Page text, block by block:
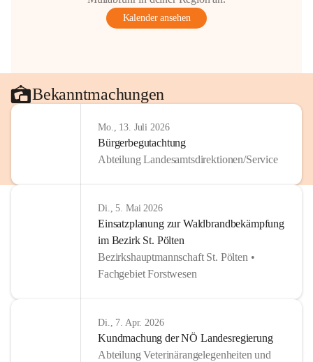
Kalender ansehen
Bekanntmachungen
Mo., 13. Juli 2026
Bürgerbegutachtung
Abteilung Landesamtsdirektionen/Service
Di., 5. Mai 2026
Einsatzplanung zur Waldbrandbekämpfung
im Bezirk St. Pölten
Bezirkshauptmannschaft St. Pölten •
Fachgebiet Forstwesen
Di., 7. Apr. 2026
Kundmachung der NÖ Landesregierung
Abteilung Veterinärangelegenheiten und